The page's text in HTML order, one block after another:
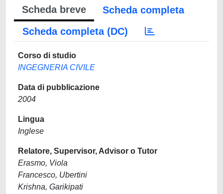
Scheda breve
Scheda completa
Scheda completa (DC)
Corso di studio
INGEGNERIA CIVILE
Data di pubblicazione
2004
Lingua
Inglese
Relatore, Supervisor, Advisor o Tutor
Erasmo, Viola
Francesco, Ubertini
Krishna, Garikipati